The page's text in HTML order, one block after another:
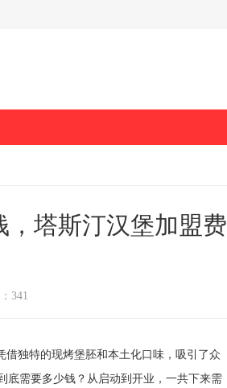
塔斯汀汉堡加盟费
341
独特的现烤堡胚和本土化口味，吸引了众
底需要多少钱？从启动到开业，一共下来需